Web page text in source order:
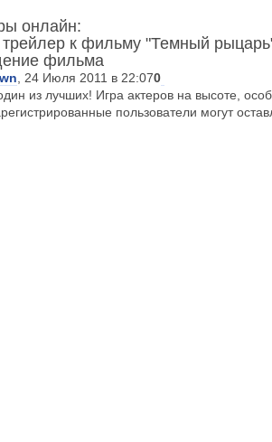
онлайн:
к фильму "Темный
фильма
, 24 Июля 2011 в 22:070
из лучших! Игра актеров на высоте,
пользователи могут